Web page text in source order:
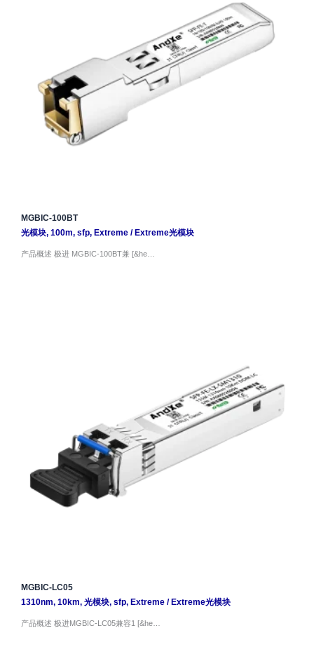
MGBIC-100BT
光模块, 100m, sfp, Extreme/ Extreme光模块
产品概述 极进 MGBIC-100BT兼 [&he…
MGBIC-LC05
1310nm, 10km, 光模块, sfp, Extreme/ Extreme光模块
产品概述 极进MGBIC-LC05兼容1 [&he…